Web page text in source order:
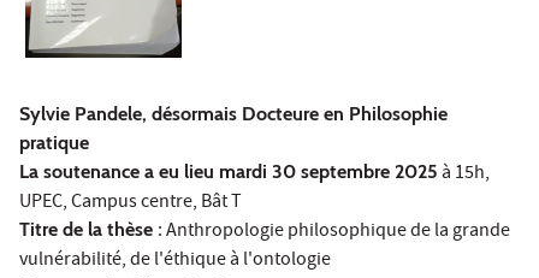
Sylvie Pandele, désormais Docteure en Philosophie
pratique
La soutenance a eu lieu mardi 30 septembre 2025 à 15h,
UPEC, Campus centre, Bât T
Titre de la thèse : Anthropologie philosophique de la grande
vulnérabilité, de l'éthique à l'ontologie